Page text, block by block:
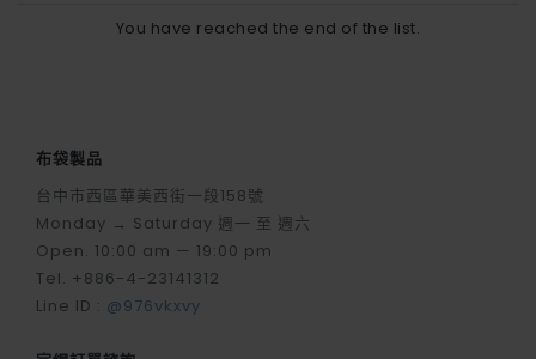
You have reached the end of the list.
布袋製品
台中市西區華美西街一段158號
Monday → Saturday 週一 至 週六
Open. 10:00 am — 19:00 pm
Tel. +886-4-23141312
Line ID : @976vkxvy